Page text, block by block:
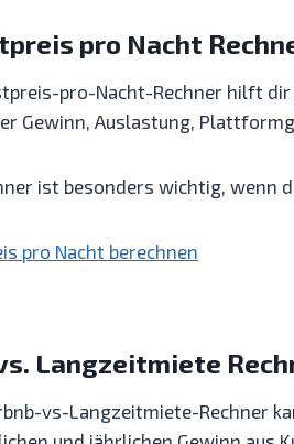
pro Nacht
pro-Nacht-Rechner hilft
Gewinn, Auslastung,
ist besonders wichtig,
pro Nacht berechnen
Langzeitmiete
vs-Langzeitmiete-Rechner